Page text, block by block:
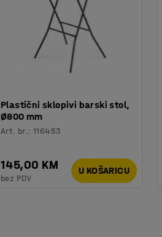
Plastični sklopivi barski stol,
Ø800 mm
Art. br.:116453
145,00 KM
bez PDV
U KOŠARICU